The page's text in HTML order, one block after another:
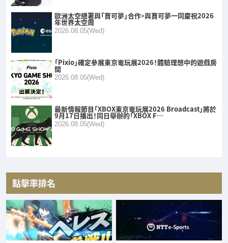
歐洲太空總署與「寶可夢」合作。與寶可夢一同慶祝2026
年世界太空周
2026.08.05(Wed)
「Pixio」確定參展東京電玩展2026！體驗理想中的遊戲房
間
2026.08.05(Wed)
最新情報節目「XBOX東京電玩展2026 Broadcast」將於
9月17日播出！同日舉辦的「XBOX F…
2026.08.05(Wed)
點擊率排名